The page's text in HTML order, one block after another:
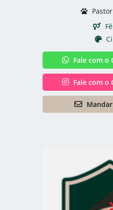
Fale com o
Fale com o